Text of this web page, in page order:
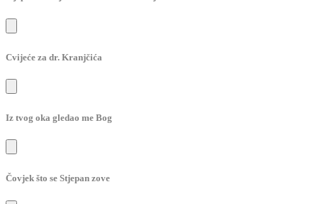
Cvijeće za dr. Kranjčića
Iz tvog oka gledao me Bog
Čovjek što se Stjepan zove